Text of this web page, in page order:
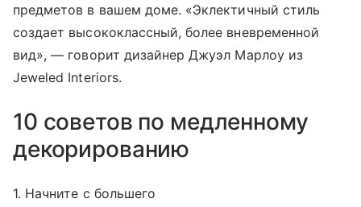
предметов в вашем доме. «Эклектичный стиль
создает высококлассный, более вневременной
вид», — говорит дизайнер Джуэл Марлоу из
Jeweled Interiors.
10 советов по медленному
декорированию
1. Начните с большего